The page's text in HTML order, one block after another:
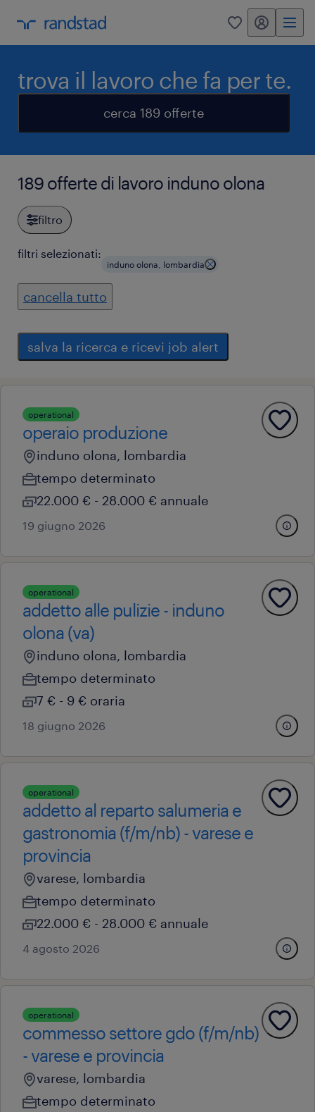
0 my randstad
trova il lavoro che fa per te.
cerca 189 offerte
189 offerte di lavoro induno olona
filtro
filtri selezionati:
induno olona, lombardia
cancella tutto
salva la ricerca e ricevi job alert
operational
operaio produzione
induno olona, lombardia
tempo determinato
22.000 € - 28.000 € annuale
19 giugno 2026
operational
addetto alle pulizie - induno
olona (va)
induno olona, lombardia
tempo determinato
7 € - 9 € oraria
18 giugno 2026
operational
addetto al reparto salumeria e
gastronomia (f/m/nb) - varese e
provincia
varese, lombardia
tempo determinato
22.000 € - 28.000 € annuale
4 agosto 2026
operational
commesso settore gdo (f/m/nb)
- varese e provincia
varese, lombardia
tempo determinato